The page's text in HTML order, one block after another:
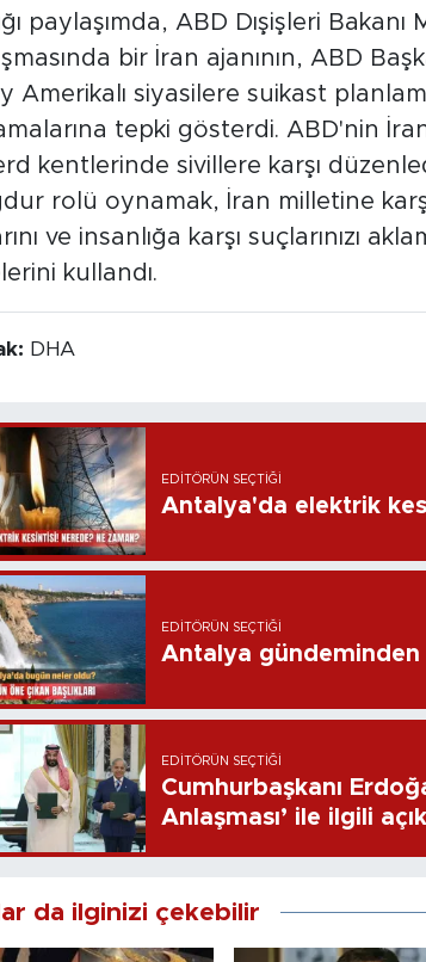
paylaşımda, ABD Dışişleri
bir İran ajanının, ABD
Amerikalı siyasilere suikast
tepki gösterdi. ABD'nin
kentlerinde sivillere karşı
rolü oynamak, İran milletine
ve insanlığa karşı suçlarınızı
kullandı.
DHA
EDITÖRÜN SEÇTIĞI
Antalya'da elektrik
EDITÖRÜN SEÇTIĞI
Antalya
EDITÖRÜN SEÇTIĞI
Cumhurbaşkanı
Anlaşması’ ile ilgili
da ilginizi çekebilir